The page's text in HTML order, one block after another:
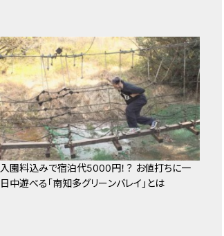
入園料込みで宿泊代5000円！？ お値打ちに一
日中遊べる「南知多グリーンバレイ」とは